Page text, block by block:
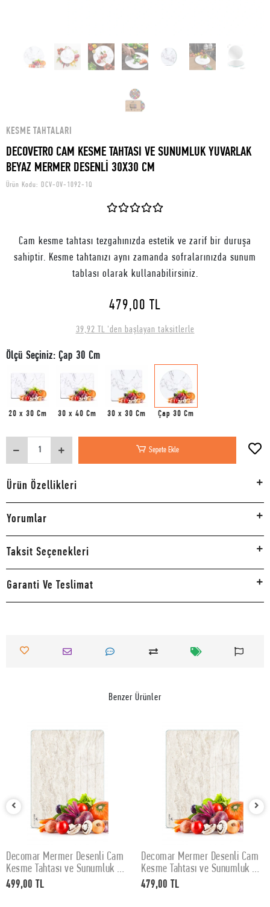
KESME TAHTALARI
DECOVETRO CAM KESME TAHTASI VE SUNUMLUK YUVARLAK
BEYAZ MERMER DESENLİ 30X30 CM
Ürün Kodu: DCV-OV-1092-1Q
Cam kesme tahtası tezgahınızda estetik ve zarif bir duruşa
sahiptir. Kesme tahtanızı aynı zamanda sofralarınızda sunum
tablası olarak kullanabilirsiniz.
479,00 TL
39,92 TL 'den başlayan taksitlerle
Ölçü Seçiniz: Çap 30 Cm
20 x 30 Cm 30 x 40 Cm 30 x 30 Cm Çap 30 Cm
Sepete Ekle
Ürün Özellikleri
Yorumlar
Taksit Seçenekleri
Garanti Ve Teslimat
Benzer Ürünler
SEPETE EKLE
Decomar Mermer Desenli Cam
Kesme Tahtası ve Sunumluk 30
x 40 cm
499,00 TL
SEPETE EKLE
Decomar Mermer Desenli Cam
Kesme Tahtası ve Sunumluk 25
x 35 cm
479,00 TL